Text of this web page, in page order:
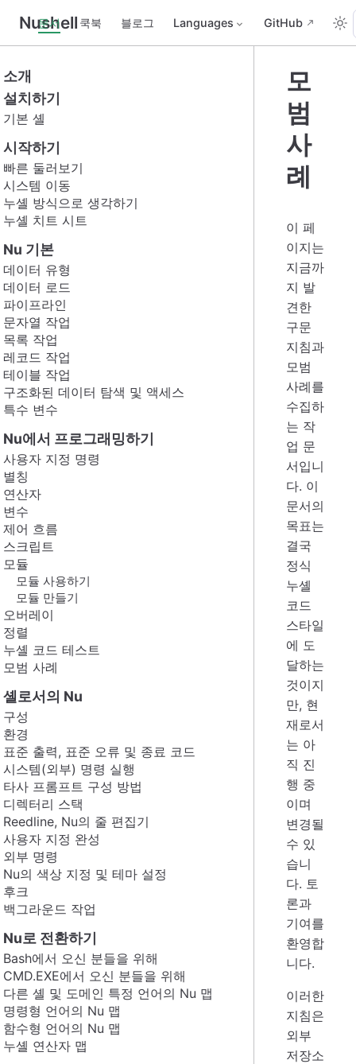
Nushell
문서 쿡북 블로그 Languages GitHub
소개
설치하기
기본 셸
시작하기
빠른 둘러보기
시스템 이동
누셸 방식으로 생각하기
누셸 치트 시트
Nu 기본
데이터 유형
데이터 로드
파이프라인
문자열 작업
목록 작업
레코드 작업
테이블 작업
구조화된 데이터 탐색 및 액세스
특수 변수
Nu에서 프로그래밍하기
사용자 지정 명령
별칭
연산자
변수
제어 흐름
스크립트
모듈
모듈 사용하기
모듈 만들기
오버레이
정렬
누셸 코드 테스트
모범 사례
셸로서의 Nu
구성
환경
표준 출력, 표준 오류 및 종료 코드
시스템(외부) 명령 실행
타사 프롬프트 구성 방법
디렉터리 스택
Reedline, Nu의 줄 편집기
사용자 지정 완성
외부 명령
Nu의 색상 지정 및 테마 설정
후크
백그라운드 작업
Nu로 전환하기
Bash에서 오신 분들을 위해
CMD.EXE에서 오신 분들을 위해
다른 셸 및 도메인 특정 언어의 Nu 맵
명령형 언어의 Nu 맵
함수형 언어의 Nu 맵
누셸 연산자 맵
모
범
사
례
이 페
이지는
지금까
지 발
견한
구문
지침과
모범
사례를
수집하
는 작
업 문
서입니
다. 이
문서의
목표는
결국
정식
누셸
코드
스타일
에 도
달하는
것이지
만, 현
재로서
는 아
직 진
행 중
이며
변경될
수 있
습니
다. 토
론과
기여를
환영합
니다.
이러한
지침은
외부
저장소